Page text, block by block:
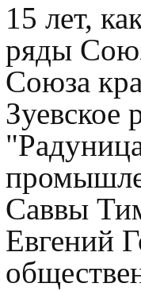
15 лет,
ряды
Союза
Зуевское
Саввы
Евгений